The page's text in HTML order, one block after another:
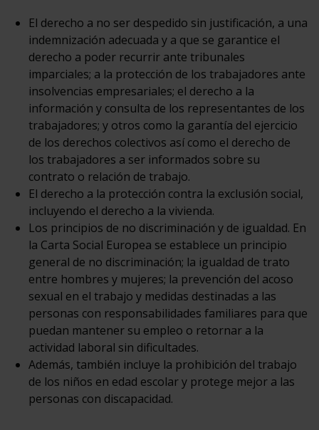
El derecho a no ser despedido sin justificación, a una
indemnización adecuada y a que se garantice el
derecho a poder recurrir ante tribunales
imparciales; a la protección de los trabajadores ante
insolvencias empresariales; el derecho a la
información y consulta de los representantes de los
trabajadores; y otros como la garantía del ejercicio
de los derechos colectivos así como el derecho de
los trabajadores a ser informados sobre su
contrato o relación de trabajo.
El derecho a la protección contra la exclusión social,
incluyendo el derecho a la vivienda.
Los principios de no discriminación y de igualdad. En
la Carta Social Europea se establece un principio
general de no discriminación; la igualdad de trato
entre hombres y mujeres; la prevención del acoso
sexual en el trabajo y medidas destinadas a las
personas con responsabilidades familiares para que
puedan mantener su empleo o retornar a la
actividad laboral sin dificultades.
Además, también incluye la prohibición del trabajo
de los niños en edad escolar y protege mejor a las
personas con discapacidad.